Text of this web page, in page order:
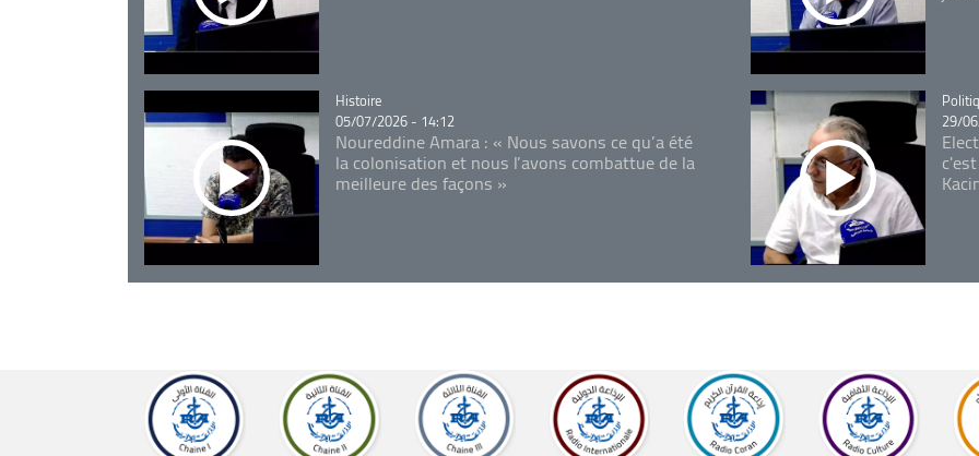
Catégorie
Histoire
05/07/2026 - 14:12
Noureddine Amara : « Nous savons ce qu’a été
la colonisation et nous l’avons combattue de la
meilleure des façons »
29/